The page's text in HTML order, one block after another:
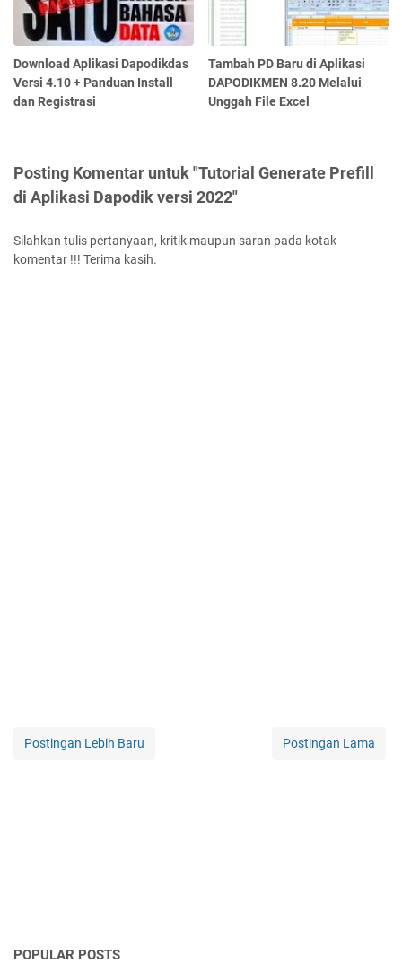
Download Aplikasi Dapodikdas
Versi 4.10 + Panduan Install
dan Registrasi
Tambah PD Baru di Aplikasi
DAPODIKMEN 8.20 Melalui
Unggah File Excel
Posting Komentar untuk "Tutorial Generate Prefill
di Aplikasi Dapodik versi 2022"
Silahkan tulis pertanyaan, kritik maupun saran pada kotak
komentar !!! Terima kasih.
Postingan Lebih Baru Postingan Lama
POPULAR POSTS